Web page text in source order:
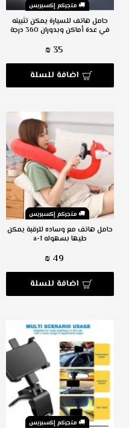
متجركم إكسبريس
حامل هاتف للسيارة يمكن تثبيته
في عدة أماكن وبدوران 360 درجة
35 ₪
اضافة للسلة
متجركم إكسبريس
حامل هاتف مع وساده للرقبة يمكن
طيها بسهوله a-1
49 ₪
اضافة للسلة
متجركم إكسبريس